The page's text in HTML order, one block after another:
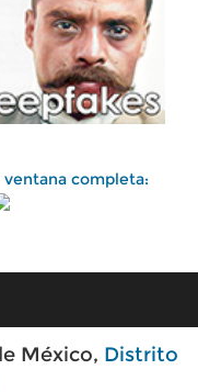
completa:
México, Distrito